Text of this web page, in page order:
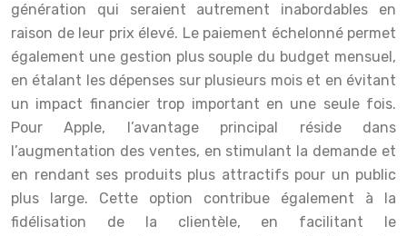
génération qui seraient autrement inabordables en
raison de leur prix élevé. Le paiement échelonné permet
également une gestion plus souple du budget mensuel,
en étalant les dépenses sur plusieurs mois et en évitant
un impact financier trop important en une seule fois.
Pour Apple, l’avantage principal réside dans
l’augmentation des ventes, en stimulant la demande et
en rendant ses produits plus attractifs pour un public
plus large. Cette option contribue également à la
fidélisation de la clientèle, en facilitant le